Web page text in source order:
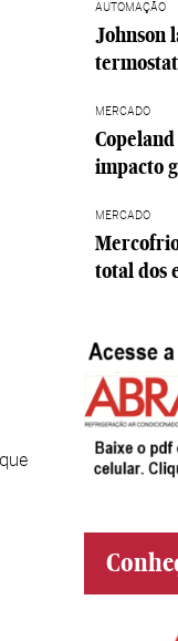
AUTOMAÇÃO
Johnson
MERCADO
impacto
MERCADO
total dos